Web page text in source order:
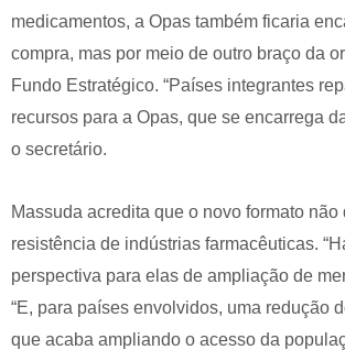
medicamentos, a Opas também ficaria
compra, mas por meio de outro braço da
Fundo Estratégico. “Países integrantes
recursos para a Opas, que se encarrega
o secretário.
Massuda acredita que o novo formato não
resistência de indústrias farmacêuticas.
perspectiva para elas de ampliação de
“E, para países envolvidos, uma redução
que acaba ampliando o acesso da